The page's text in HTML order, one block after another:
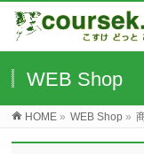
WEB Shop
HOME » WEB Shop »